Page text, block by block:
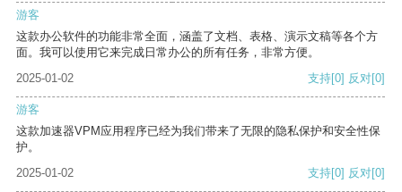
游客
这款办公软件的功能非常全面，涵盖了文档、表格、演示文稿等各个方
面。我可以使用它来完成日常办公的所有任务，非常方便。
2025-01-02
支持[0] 反对[0]
游客
这款加速器VPM应用程序已经为我们带来了无限的隐私保护和安全性保
护。
2025-01-02
支持[0] 反对[0]